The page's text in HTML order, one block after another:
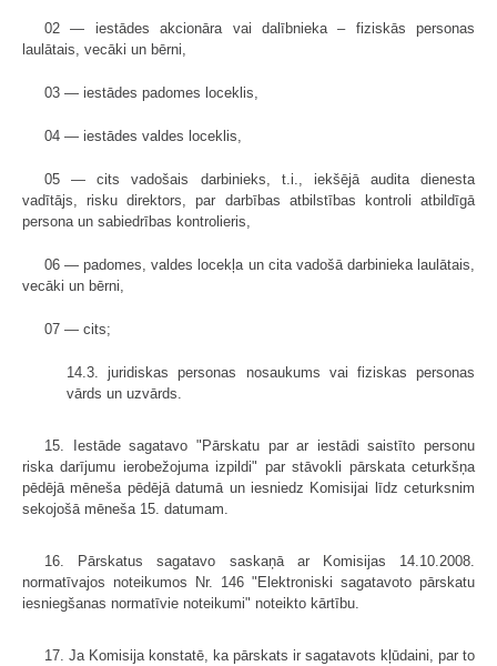
02 — iestādes akcionāra vai dalībnieka – fiziskās personas
laulātais, vecāki un bērni,
03 — iestādes padomes loceklis,
04 — iestādes valdes loceklis,
05 — cits vadošais darbinieks, t.i., iekšējā audita dienesta
vadītājs, risku direktors, par darbības atbilstības kontroli atbildīgā
persona un sabiedrības kontrolieris,
06 — padomes, valdes locekļa un cita vadošā darbinieka laulātais,
vecāki un bērni,
07 — cits;
14.3. juridiskas personas nosaukums vai fiziskas personas
vārds un uzvārds.
15. Iestāde sagatavo "Pārskatu par ar iestādi saistīto personu
riska darījumu ierobežojuma izpildi" par stāvokli pārskata ceturkšņa
pēdējā mēneša pēdējā datumā un iesniedz Komisijai līdz ceturksnim
sekojošā mēneša 15. datumam.
16. Pārskatus sagatavo saskaņā ar Komisijas 14.10.2008.
normatīvajos noteikumos Nr. 146 "Elektroniski sagatavoto pārskatu
iesniegšanas normatīvie noteikumi" noteikto kārtību.
17. Ja Komisija konstatē, ka pārskats ir sagatavots kļūdaini, par to